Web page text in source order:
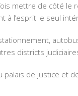
mettre de côté le
à l’esprit le seul
districts
de justice et